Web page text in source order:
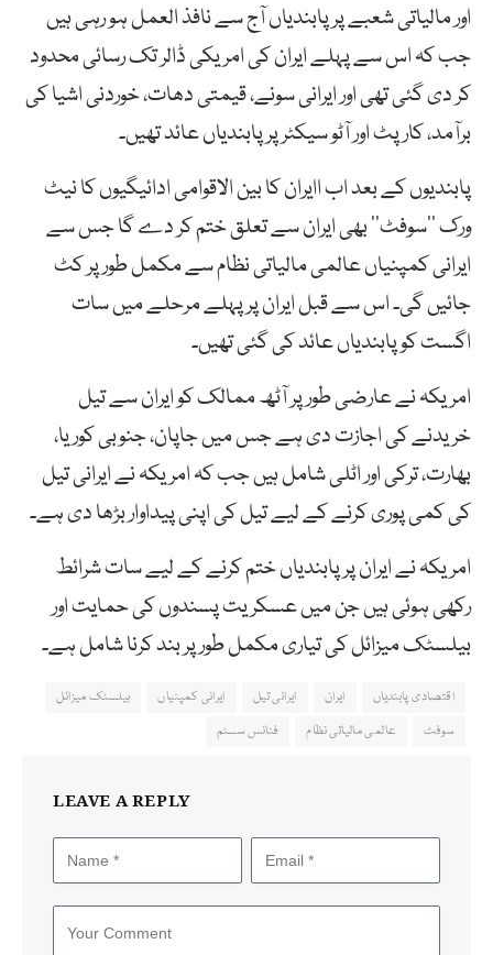
اور مالیاتی شعبے پر پابندیاں آج سے نافذ العمل ہو رہی ہیں
جب کہ اس سے پہلے ایران کی امریکی ڈالر تک رسائی محدود
کر دی گئی تھی اور ایرانی سونے، قیمتی دھات، خوردنی اشیا کی
برآمد، کارپٹ اور آٹو سیکٹر پر پابندیاں عائد تھیں۔
پابندیوں کے بعد اب اایران کا بین الاقوامی ادائیگیوں کا نیٹ
ورک ’’سوفٹ‘‘ بھی ایران سے تعلق ختم کر دے گا جس سے
ایرانی کمپنیاں عالمی مالیاتی نظام سے مکمل طور پر کٹ
جائیں گی۔ اس سے قبل ایران پر پہلے مرحلے میں سات
اگست کو پابندیاں عائد کی گئی تھیں۔
امریکہ نے عارضی طور پر آٹھ ممالک کو ایران سے تیل
خریدنے کی اجازت دی ہے جس میں جاپان، جنوبی کوریا،
بھارت، ترکی اور اٹلی شامل ہیں جب کہ امریکہ نے ایرانی تیل
کی کمی پوری کرنے کے لیے تیل کی اپنی پیداوار بڑھا دی ہے۔
امریکہ نے ایران پر پابندیاں ختم کرنے کے لیے سات شرائط
رکھی ہوئی ہیں جن میں عسکریت پسندوں کی حمایت اور
بیلسٹک میزائل کی تیاری مکمل طور پر بند کرنا شامل ہے۔
اقتصادی پابندیاں ایران ایرانی تیل ایرانی کمپنیاں
بیلسٹک میزائل
سوفٹ
عالمی مالیاتی نظام فنانس سسٹم
LEAVE A REPLY